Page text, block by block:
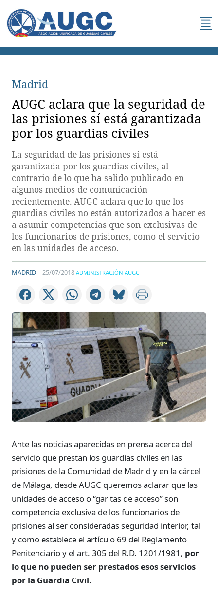
Madrid
AUGC aclara que la seguridad de
las prisiones sí está garantizada
por los guardias civiles
La seguridad de las prisiones sí está
garantizada por los guardias civiles, al
contrario de lo que ha salido publicado en
algunos medios de comunicación
recientemente. AUGC aclara que lo que los
guardias civiles no están autorizados a hacer es
a asumir competencias que son exclusivas de
los funcionarios de prisiones, como el servicio
en las unidades de acceso.
MADRID | 25/07/2018 ADMINISTRACIÓN AUGC
Ante las noticias aparecidas en prensa acerca del
servicio que prestan los guardias civiles en las
prisiones de la Comunidad de Madrid y en la cárcel
de Málaga, desde AUGC queremos aclarar que las
unidades de acceso o “garitas de acceso” son
competencia exclusiva de los funcionarios de
prisiones al ser consideradas seguridad interior, tal
y como establece el artículo 69 del Reglamento
Penitenciario y el art. 305 del R.D. 1201/1981, por
lo que no pueden ser prestados esos servicios
por la Guardia Civil.